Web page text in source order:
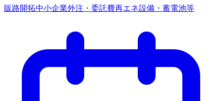
販路開拓中小企業外注・委託費再エネ設備・蓄電池等